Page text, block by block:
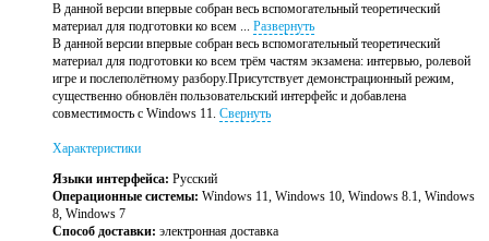
В данной версии впервые собран весь вспомогательный теоретический
материал для подготовки ко всем ... Развернуть
В данной версии впервые собран весь вспомогательный теоретический
материал для подготовки ко всем трём частям экзамена: интервью, ролевой
игре и послеполётному разбору.Присутствует демонстрационный режим,
существенно обновлён пользовательский интерфейс и добавлена
совместимость с Windows 11. Свернуть
Характеристики
Языки интерфейса: Русский
Операционные системы: Windows 11, Windows 10, Windows 8.1, Windows
8, Windows 7
Способ доставки: электронная доставка